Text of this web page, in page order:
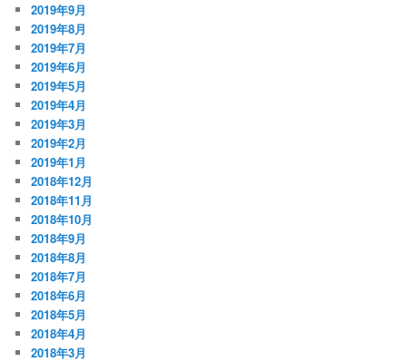
2019年9月
2019年8月
2019年7月
2019年6月
2019年5月
2019年4月
2019年3月
2019年2月
2019年1月
2018年12月
2018年11月
2018年10月
2018年9月
2018年8月
2018年7月
2018年6月
2018年5月
2018年4月
2018年3月